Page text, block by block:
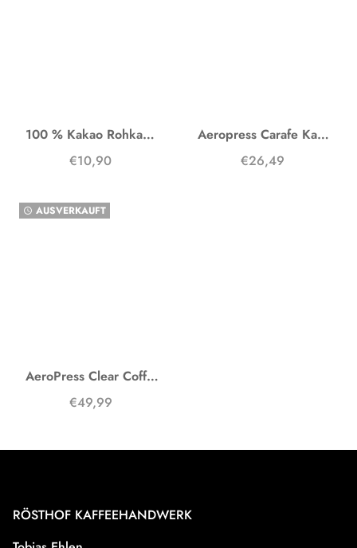
100 % Kakao Rohkakao
€10,90
Aeropress Carafe Karaffe
€26,49
watch_later AUSVERKAUFT
AeroPress Clear Coffee Maker
€49,99
RÖSTHOF KAFFEEHANDWERK